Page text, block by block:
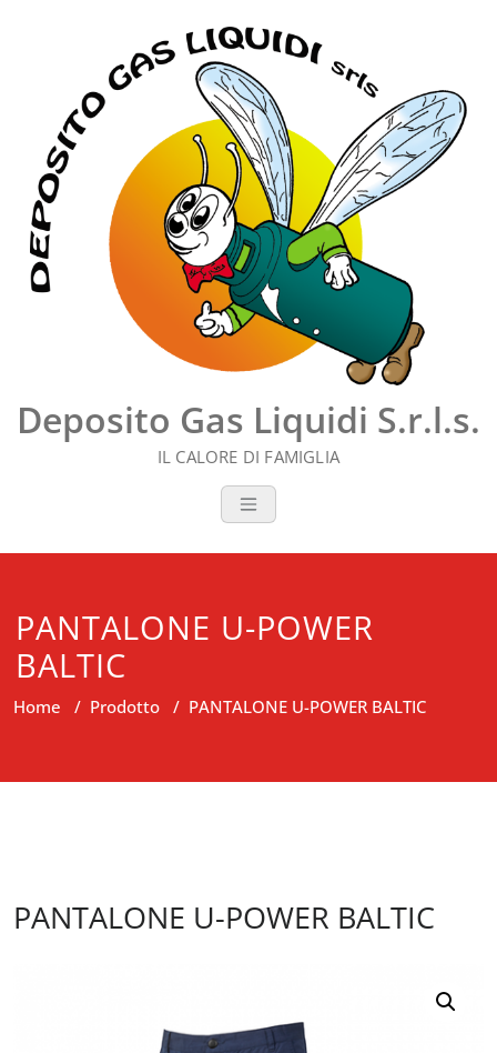
Deposito Gas Liquidi S.r.l.s.
IL CALORE DI FAMIGLIA
PANTALONE U-POWER
BALTIC
Home / Prodotto / PANTALONE U-POWER BALTIC
PANTALONE U-POWER BALTIC